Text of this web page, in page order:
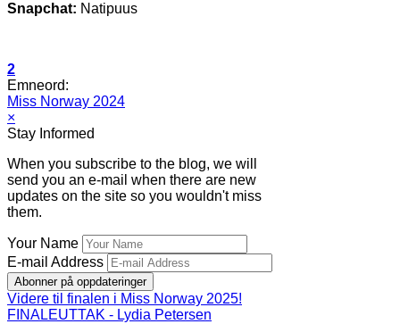
Snapchat: Natipuus
2
Emneord:
Miss Norway 2024
×
Stay Informed
When you subscribe to the blog, we will
send you an e-mail when there are new
updates on the site so you wouldn't miss
them.
Your Name
E-mail Address
Abonner på oppdateringer
Videre til finalen i Miss Norway 2025!
FINALEUTTAK - Lydia Petersen